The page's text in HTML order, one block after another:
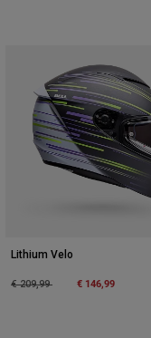
Lithium Velo
Price reduced from
€ 209,99to € 146,99